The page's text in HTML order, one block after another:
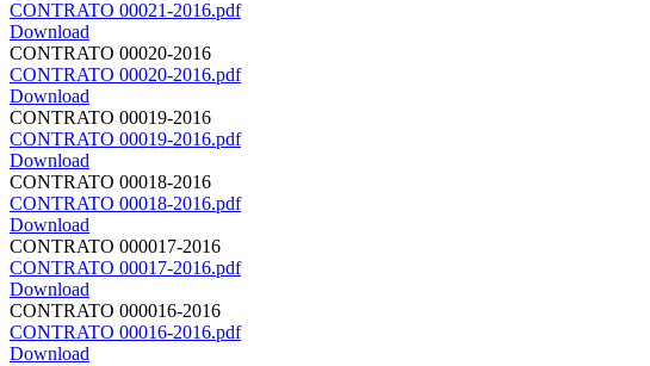
CONTRATO 00021-2016.pdf
Download
CONTRATO 00020-2016
CONTRATO 00020-2016.pdf
Download
CONTRATO 00019-2016
CONTRATO 00019-2016.pdf
Download
CONTRATO 00018-2016
CONTRATO 00018-2016.pdf
Download
CONTRATO 000017-2016
CONTRATO 00017-2016.pdf
Download
CONTRATO 000016-2016
CONTRATO 00016-2016.pdf
Download